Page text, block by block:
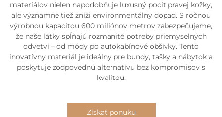
materiálov nielen napodobňuje luxusný pocit pravej kožky,
ale významne tiež zníži environmentálny dopad. S ročnou
výrobnou kapacitou 600 miliónov metrov zabezpečujeme,
že naše látky spĺňajú rozmanité potreby priemyselných
odvetví – od módy po autokabínové obšívky. Tento
inovatívny materiál je ideálny pre bundy, tašky a nábytok a
poskytuje zodpovednú alternatívu bez kompromisov s
kvalitou.
Získať ponuku